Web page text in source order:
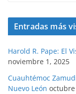
Entradas más
Harold R. Pape: El
noviembre 1, 2025
Cuauhtémoc
Nuevo León octubre